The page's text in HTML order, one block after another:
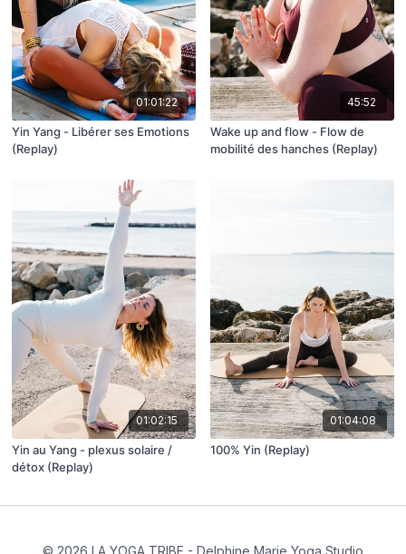
01:01:22
Yin Yang - Libérer ses Emotions
(Replay)
45:52
Wake up and flow - Flow de
mobilité des hanches (Replay)
01:02:15
Yin au Yang - plexus solaire /
détox (Replay)
01:04:08
100% Yin (Replay)